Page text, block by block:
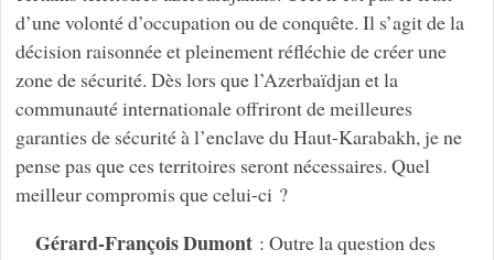
d’une volonté d’occupation ou de conquête. Il s’agit de la
décision raisonnée et pleinement réfléchie de créer une
zone de sécurité. Dès lors que l’Azerbaïdjan et la
communauté internationale offriront de meilleures
garanties de sécurité à l’enclave du Haut-Karabakh, je ne
pense pas que ces territoires seront nécessaires. Quel
meilleur compromis que celui-ci ?
Gérard-François Dumont: Outre la question des